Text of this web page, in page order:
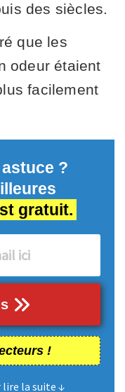
des siècles.
que les
odeur étaient
facilement
?
gratuit.
!
la suite ↓